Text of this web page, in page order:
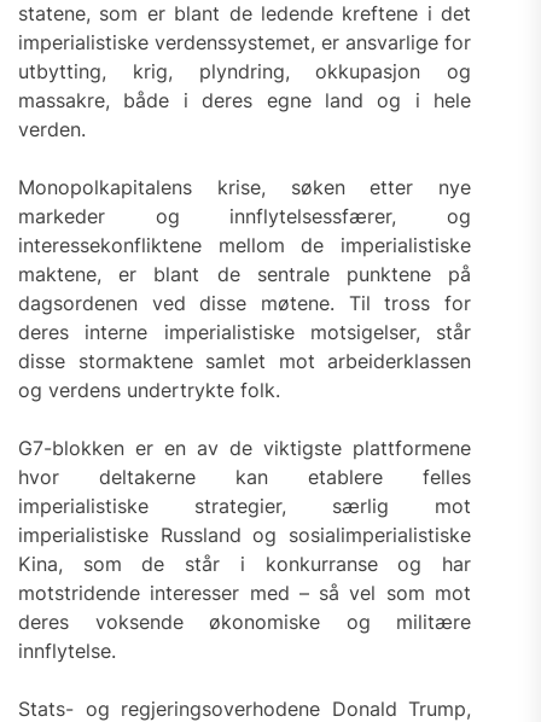
statene, som er blant de ledende kreftene i det
imperialistiske verdenssystemet, er ansvarlige for
utbytting, krig, plyndring, okkupasjon og
massakre, både i deres egne land og i hele
verden.
Monopolkapitalens krise, søken etter nye
markeder og innflytelsessfærer, og
interessekonfliktene mellom de imperialistiske
maktene, er blant de sentrale punktene på
dagsordenen ved disse møtene. Til tross for
deres interne imperialistiske motsigelser, står
disse stormaktene samlet mot arbeiderklassen
og verdens undertrykte folk.
G7-blokken er en av de viktigste plattformene
hvor deltakerne kan etablere felles
imperialistiske strategier, særlig mot
imperialistiske Russland og sosialimperialistiske
Kina, som de står i konkurranse og har
motstridende interesser med – så vel som mot
deres voksende økonomiske og militære
innflytelse.
Stats- og regjeringsoverhodene Donald Trump,